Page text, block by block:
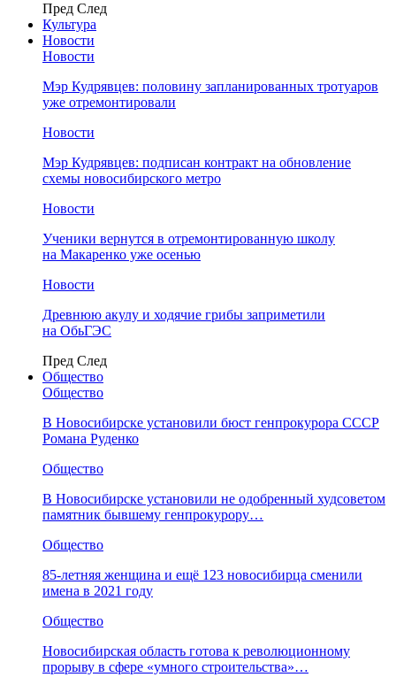
Пред След
Культура
Новости
Новости
Мэр Кудрявцев: половину запланированных тротуаров
уже отремонтировали
Новости
Мэр Кудрявцев: подписан контракт на обновление
схемы новосибирского метро
Новости
Ученики вернутся в отремонтированную школу
на Макаренко уже осенью
Новости
Древнюю акулу и ходячие грибы заприметили
на ОбьГЭС
Пред След
Общество
Общество
В Новосибирске установили бюст генпрокурора СССР
Романа Руденко
Общество
В Новосибирске установили не одобренный худсоветом
памятник бывшему генпрокурору…
Общество
85-летняя женщина и ещё 123 новосибирца сменили
имена в 2021 году
Общество
Новосибирская область готова к революционному
прорыву в сфере «умного строительства»…